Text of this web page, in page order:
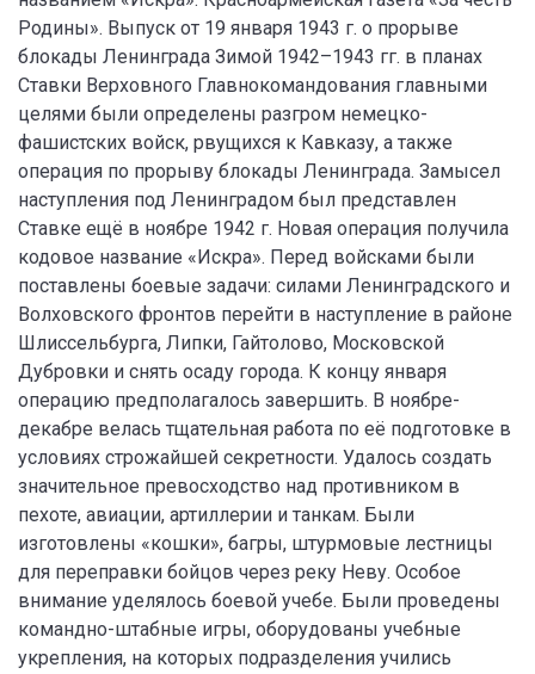
Родины». Выпуск от 19 января 1943 г. о прорыве
блокады Ленинграда Зимой 1942–1943 гг. в планах
Ставки Верховного Главнокомандования главными
целями были определены разгром немецко-
фашистских войск, рвущихся к Кавказу, а также
операция по прорыву блокады Ленинграда. Замысел
наступления под Ленинградом был представлен
Ставке ещё в ноябре 1942 г. Новая операция получила
кодовое название «Искра». Перед войсками были
поставлены боевые задачи: силами Ленинградского и
Волховского фронтов перейти в наступление в районе
Шлиссельбурга, Липки, Гайтолово, Московской
Дубровки и снять осаду города. К концу января
операцию предполагалось завершить. В ноябре-
декабре велась тщательная работа по её подготовке в
условиях строжайшей секретности. Удалось создать
значительное превосходство над противником в
пехоте, авиации, артиллерии и танкам. Были
изготовлены «кошки», багры, штурмовые лестницы
для переправки бойцов через реку Неву. Особое
внимание уделялось боевой учебе. Были проведены
командно-штабные игры, оборудованы учебные
укрепления, на которых подразделения учились